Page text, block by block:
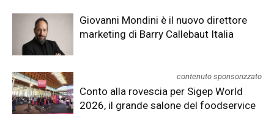
Giovanni Mondini è il nuovo direttore
marketing di Barry Callebaut Italia
contenuto sponsorizzato
Conto alla rovescia per Sigep World
2026, il grande salone del foodservice